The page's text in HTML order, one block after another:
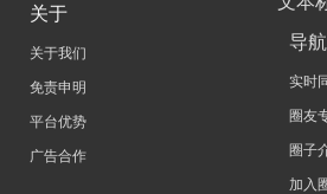
关于
关于我们
免责申明
平台优势
广告合作
导航
实时
圈友
圈子
加入